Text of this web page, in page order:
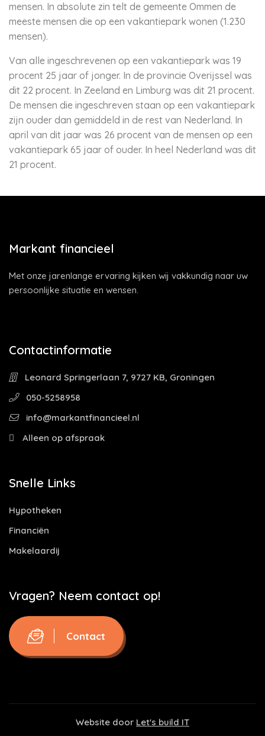
mensen. In absolute zin telt de gemeente Ommen de
meeste mensen die op een vakantiepark wonen (1.230
mensen).
Van alle ingeschrevenen op een vakantiepark was 19
procent 25 jaar of jonger. In de provincie Overijssel was
dit 22 procent. In Zeeland en Limburg was dit 21 procent.
De mensen die ingeschreven staan op een vakantiepark
zijn ouder dan gemiddeld in de rest van Nederland. In
april van dit jaar was 26 procent van de mensen op een
vakantiepark 65 jaar of ouder. In heel Nederland was dit
21 procent.
Markant financieel
Met onze jarenlange ervaring kijken wij vakkundig naar uw
persoonlijke situatie en wensen.
Contactinformatie
Leonard Springerlaan 7, 9727 KB, Groningen
050-5258958
info@markantfinancieel.nl
Alleen op afspraak
Snelle Links
Hypotheken
Financiën
Makelaardij
Vragen? Neem contact op!
Contact
Website door Let's build IT